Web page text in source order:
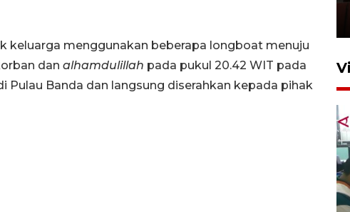
keluarga menggunakan beberapa longboat menuju
dan alhamdulillah pada pukul 20.42 WIT pada
Pulau Banda dan langsung diserahkan kepada pihak